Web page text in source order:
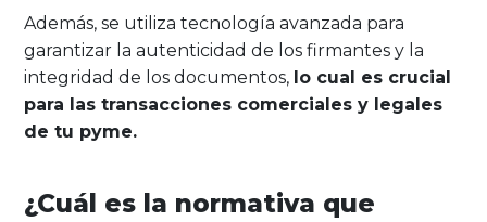
Además, se utiliza tecnología avanzada para
garantizar la autenticidad de los firmantes y la
integridad de los documentos, lo cual es crucial
para las transacciones comerciales y legales
de tu pyme.
¿Cuál es la normativa que